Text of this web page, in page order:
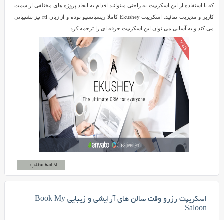
که با استفاده از این اسکریپت به راحتی میتوانید اقدام به ایجاد پروژه های مختلفی از سمت
کاربر و مدیریت نمائید. اسکریپت Ekushey کاملا ریسپانسیو بوده و از زبان rtl نیز پشتیبانی
می کند و به آسانی می توان این اسکریپت حرفه ای را ترجمه کرد.
ادامه مطلب...
اسکریپت رزرو وقت سالن های آرایشی و زیبایی Book My
Saloon